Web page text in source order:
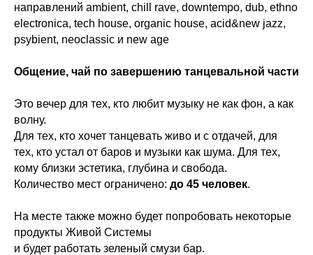
направлений ambient, chill rave, downtempo, dub, ethno
electronica, tech house, organic house, acid&new jazz,
psybient, neoclassic и new age
Общение, чай по завершению танцевальной части
Это вечер для тех, кто любит музыку не как фон, а как
волну.
Для тех, кто хочет танцевать живо и с отдачей, для
тех, кто устал от баров и музыки как шума. Для тех,
кому близки эстетика, глубина и свобода.
Количество мест ограничено: до 45 человек.
На месте также можно будет попробовать некоторые
продукты Живой Системы
и будет работать зеленый смузи бар.